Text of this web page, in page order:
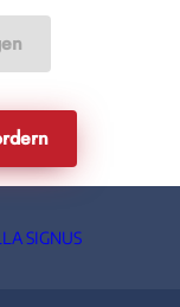
SIGNUS